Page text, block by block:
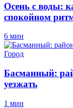
Осень с воды:
спокойном
6 мин
Город
Басманный:
уезжать
1 мин